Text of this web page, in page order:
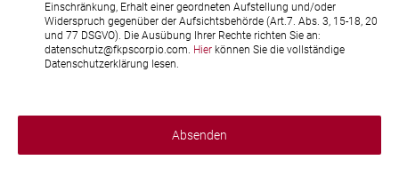
Einschränkung, Erhalt einer geordneten Aufstellung und/oder
Widerspruch gegenüber der Aufsichtsbehörde (Art.7. Abs. 3, 15-18, 20
und 77 DSGVO). Die Ausübung Ihrer Rechte richten Sie an:
datenschutz@fkpscorpio.com. Hier können Sie die vollständige
Datenschutzerklärung lesen.